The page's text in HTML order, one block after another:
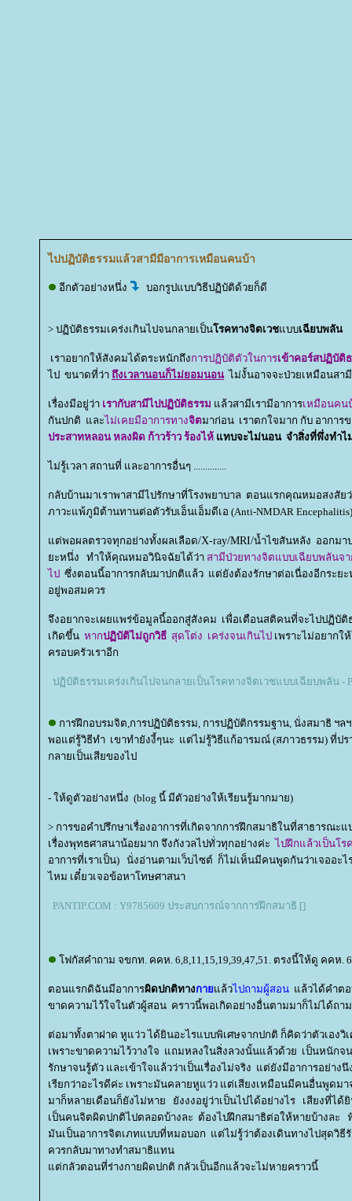
ไปปฏิบัติธรรมแล้วสามีมีอาการเหมือนคนบ้า
อีกตัวอย่างหนึ่ง บอกรูปแบบวิธีปฏิบัติด้วยก็ดี
> ปฏิบัติธรรมเคร่งเกินไปจนกลายเป็นรคทางจิตเวชบบเฉียบพลัน
เราอยากให้สังคมได้ตระหนักถึงการปฏิบัติตัวในการเข้าคอร์สปฏิบัติ
ไป ขนาดที่ว่า ถึงเวลานอนก็ไม่ยอมนอน ไม่งั้นอาจจะป่วยเหมือนสา
เรื่องมีอยู่ว่า เรากับสามีไปปฏิบัติธรรม ล้วสามีเรามีอาการเหมือนค
กันปกติ และไม่เคยมีอาการทางจิตมาก่อน เราตกใจมาก กับ อาการ
ประสาทหลอน หลงผิด ก้าวร้าว ร้องไห้ ทบจะไม่นอน จำสิ่งที่พึ่งทำไ
ไม่รู้เวลา สถานที่ และอาการอื่นๆ ..............
กลับบ้านมาเราพาสามีไปรักษาที่โรงพยาบาล ตอนแรกคุณหมอสงสัย
ภาวะแพ้ภูมิต้านทานต่อตัวรับเอ็นเอ็มดีเอ (Anti-NMDAR Encephalitis)
ต่พอผลตรวจทุกอย่างทั้งผลเลือด/X-ray/MRI/น้ำไขสันหลัง ออกมา
ะหนึ่ง ทำให้คุณหมอวินิจฉัยได้ว่า สามีป่วยทางจิตแบบเฉียบพลันจ
ไป ซึ่งตอนนี้อาการกลับมาปกติแล้ว แต่ยังต้องรักษาต่อเนื่องอีกระย
อยู่พอสมควร
จึงอยากจะเผยแพร่ข้อมูลนี้ออกสู่สังคม เพื่อเตือนสติคนที่จะไปปฏิบัติ
เกิดขึ้น หากปฏิบัติไม่ถูกวิธี สุดโต่ง เคร่งจนเกินไป เพราะไม่อยากใ
ครอบครัวเราอีก
ปฏิบัติธรรมเคร่งเกินไปจนกลายเป็นโรคทางจิตเวชแบบเฉียบพลัน -
การฝึกอบรมจิต,การปฏิบัติธรรม, การปฏิบัติกรรมฐาน, นั่งสมาธิ ฯ
พอแต่รู้วิธีทำ เขาทำยังงี้ๆนะ แต่ไม่รู้วิธีแก้อารมณ์ (สภาวธรรม) ที่
กลายเป็นเสียของไป
- ให้ดูตัวอย่างหนึ่ง (blog นี้ มีตัวอย่างให้เรียนรู้มากมาย)
> การขอคำปรึกษาเรื่องอาการที่เกิดจากการฝึกสมาธิในที่สาธารณะ
เรื่องพุทธศาสนาน้อยมาก จึงกังวลไปทั่วทุกอย่างค่ะ ไปฝึกแล้วเป็นโร
อาการที่เราเป็น) นั่งอ่านตามเว็บไซต์ ก็ไม่เห็นมีคนพูดกันว่าเจออะ
ไหม เดี๋ยวเจอข้อหาโทษศาสนา
PANTIP.COM : Y9785609 ประสบการณ์จากการฝึกสมาธิ []
ฟกัสคำถาม จขกท. คคห. 6,8,11,15,19,39,47,51. ตรงนี้ให้ดู คคห.
ตอนแรกดิฉันมีอาการผิดปกติทางกาล้วไปถามผู้สอน ล้วได้คำตอ
ขาดความไว้ใจในตัวผู้สอน คราวนี้พอเกิดอย่างอื่นตามมาก็ไม่ได้ถา
ต่อมาทั้งตาฝาด หูแว่ว ได้ยินอะไรแบบพิเศษจากปกติ ก็คิดว่าตัวเองวิ
เพราะขาดความไว้วางใจ แถมหลงในสิ่งลวงนั้นแล้วด้วย เป็นหนักจ
รักษาจนรู้ตัว และเข้าใจแล้วว่าเป็นเรื่องไม่จริง แต่ยังมีอาการอย่าง
เรียกว่าอะไรดีค่ะ เพราะมันคลายหูแว่ว แต่เสียงเหมือนมีคนอื่นพูดม
มาก็หลายเดือนก็ยังไม่หาย ยังงงอยู่ว่าเป็นไปได้อย่างไร เสียงที่ไ
เป็นคนจิตผิดปกติไปตลอดบ้างละ ต้องไปฝึกสมาธิต่อให้หายบ้างละ
มันเป็นอาการจิตเภทแบบที่หมอบอก แต่ไม่รู้ว่าต้องเดินทางไปสุดวิธี
ควรกลับมาทางทำสมาธิแทน
ต่กลัวตอนที่ร่างกายผิดปกติ กลัวเป็นอีกแล้วจะไม่หายคราวนี้